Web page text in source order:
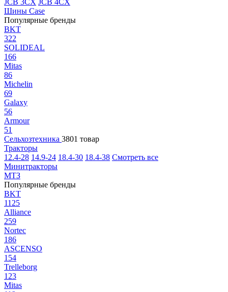
JCB 3CX JCB 4CX
Шины Case
Популярные бренды
BKT
322
SOLIDEAL
166
Mitas
86
Michelin
69
Galaxy
56
Armour
51
Сельхозтехника 3801 товар
Тракторы
12.4-28 14.9-24 18.4-30 18.4-38 Смотреть все
Минитракторы
МТЗ
Популярные бренды
BKT
1125
Alliance
259
Nortec
186
ASCENSO
154
Trelleborg
123
Mitas